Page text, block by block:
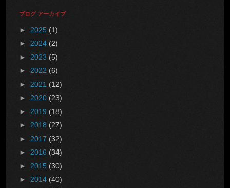
ブログ アーカイブ
► 2025 (1)
► 2024 (2)
► 2023 (5)
► 2022 (6)
► 2021 (12)
► 2020 (23)
► 2019 (18)
► 2018 (27)
► 2017 (32)
► 2016 (34)
► 2015 (30)
► 2014 (40)